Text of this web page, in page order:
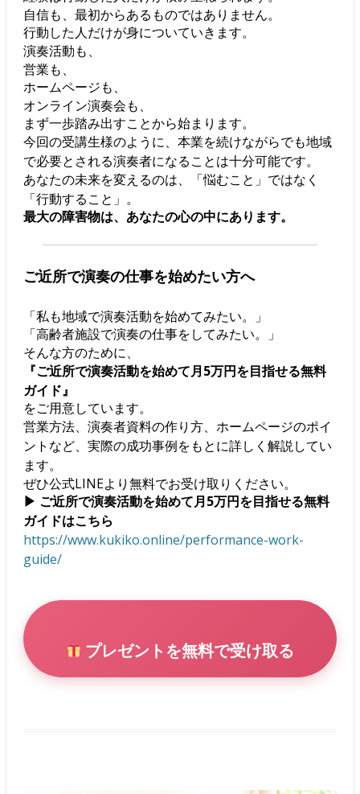
自信も、最初からあるものではありません。
行動した人だけが身についていきます。
演奏活動も、
営業も、
ホームページも、
オンライン演奏会も、
まず一歩踏み出すことから始まります。
今回の受講生様のように、本業を続けながらでも地域
で必要とされる演奏者になることは十分可能です。
あなたの未来を変えるのは、「悩むこと」ではなく
「行動すること」。
最大の障害物は、あなたの心の中にあります。
ご近所で演奏の仕事を始めたい方へ
「私も地域で演奏活動を始めてみたい。」
「高齢者施設で演奏の仕事をしてみたい。」
そんな方のために、
『ご近所で演奏活動を始めて月5万円を目指せる無料
ガイド』
をご用意しています。
営業方法、演奏者資料の作り方、ホームページのポイ
ントなど、実際の成功事例をもとに詳しく解説してい
ます。
ぜひ公式LINEより無料でお受け取りください。
▶ ご近所で演奏活動を始めて月5万円を目指せる無料
ガイドはこちら
https://www.kukiko.online/performance-work-
guide/
プレゼントを無料で受け取る